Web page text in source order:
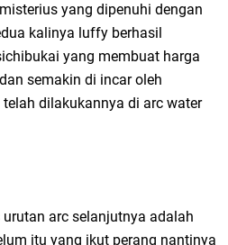
yang dipenuhi dengan
kalinya luffy berhasil
yang membuat harga
semakin di incar oleh
dilakukannya di arc water
arc selanjutnya adalah
itu yang ikut perang nantinya